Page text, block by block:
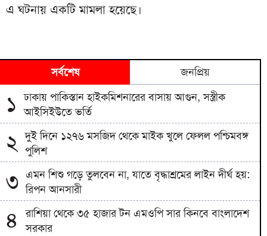
এ ঘটনায় একটি মামলা হয়েছে।
সর্বশেষ জনপ্রিয়
১ ঢাকায় পাকিস্তান হাইকমিশনারের বাসায় আগুন, সস্ত্রীক
আইসিইউতে ভর্তি
২ দুই দিনে ১২৭৬ মসজিদ থেকে মাইক খুলে ফেলল পশ্চিমবঙ্গ
পুলিশ
৩ এমন শিশু গড়ে তুলবেন না, যাতে বৃদ্ধাশ্রমের লাইন দীর্ঘ হয়:
রিপন আনসারী
৪
রাশিয়া থেকে ৩৫ হাজার টন এমওপি সার কিনবে বাংলাদেশ
সরকার